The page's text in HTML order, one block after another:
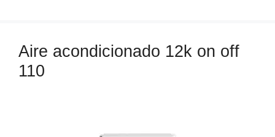
r
í
Aire acondicionado 12k on off
110